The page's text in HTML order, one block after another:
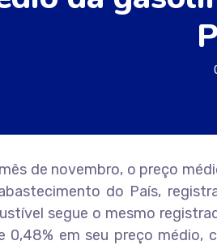
de novembro, o preço
do País,
segue o mesmo
0,48% em seu preço médio,